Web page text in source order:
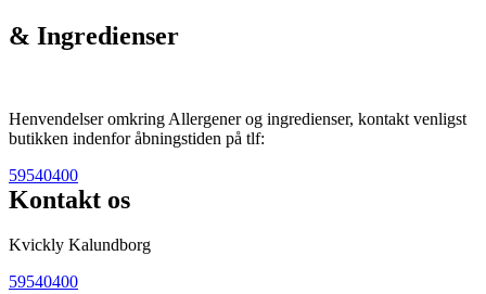
& Ingredienser
Henvendelser omkring Allergener og ingredienser, kontakt venligst
butikken indenfor åbningstiden på tlf:
59540400
Kontakt os
Kvickly Kalundborg
59540400